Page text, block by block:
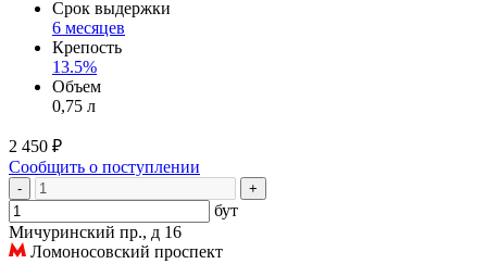
Срок выдержки
6 месяцев
Крепость
13.5%
Объем
0,75 л
2 450 ₽
Сообщить о поступлении
- +
бут
Мичуринский пр., д 16
Ломоносовский проспект